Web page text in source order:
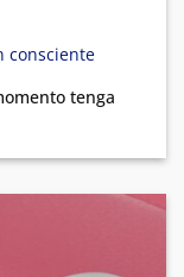
consciente
tenga